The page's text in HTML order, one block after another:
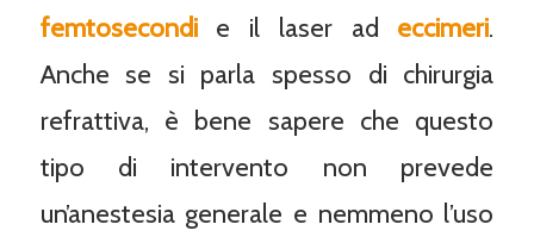
femtosecondie il laser ad eccimeri.
Anche se si parla spesso di chirurgia
refrattiva, è bene sapere che questo
tipo di intervento non prevede
un’anestesia generale e nemmeno l’uso